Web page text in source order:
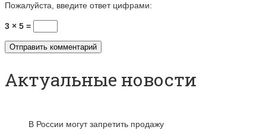
Пожалуйста, введите ответ цифрами:
3 × 5 =
Актуальные новости
В России могут запретить продажу